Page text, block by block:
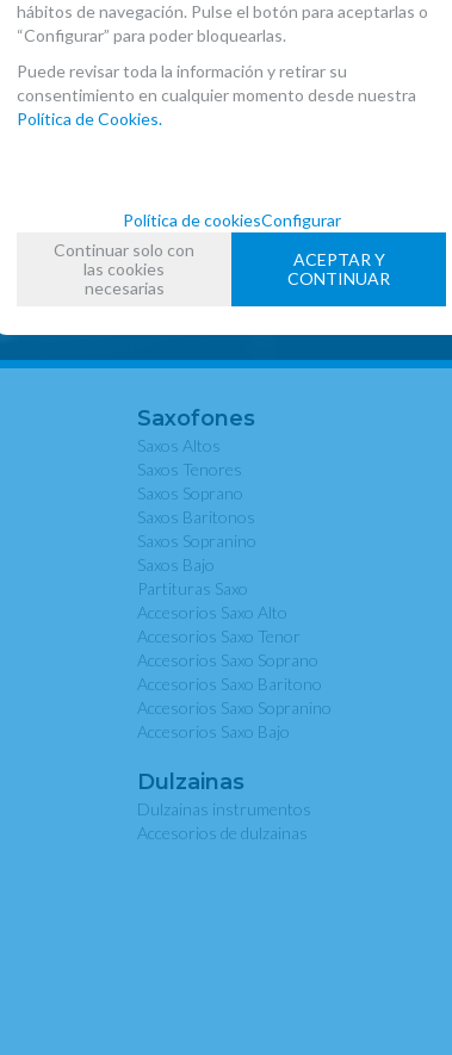
de ventajas y
las novedades y disfruta de descuentos y
de publicidad
Saxofones
Saxos Altos
Saxos Tenores
Saxos Soprano
Saxos Baritonos
Saxos Sopranino
Saxos Bajo
Partituras Saxo
Accesorios Saxo Alto
Accesorios Saxo Tenor
Accesorios Saxo Soprano
Accesorios Saxo Baritono
Accesorios Saxo Sopranino
Accesorios Saxo Bajo
Dulzainas
Dulzainas instrumentos
Accesorios de dulzainas
hábitos de navegación. Pulse el botón para aceptarlas o
“Configurar” para poder bloquearlas.
Puede revisar toda la información y retirar su
consentimiento en cualquier momento desde nuestra
Política de Cookies.
Política de cookiesConfigurar
Continuar solo con
las cookies
necesarias
ACEPTAR Y
CONTINUAR